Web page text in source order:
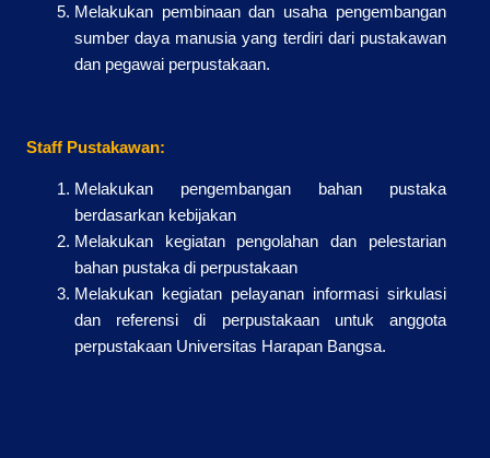
Melakukan pembinaan dan usaha pengembangan
sumber daya manusia yang terdiri dari pustakawan
dan pegawai perpustakaan.
Staff Pustakawan:
Melakukan pengembangan bahan pustaka
berdasarkan kebijakan
Melakukan kegiatan pengolahan dan pelestarian
bahan pustaka di perpustakaan
Melakukan kegiatan pelayanan informasi sirkulasi
dan referensi di perpustakaan untuk anggota
perpustakaan Universitas Harapan Bangsa.